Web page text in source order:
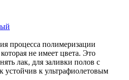
процесса полимеризации
не имеет цвета. Это
лак, для заливки полов с
к ультрафиолетовым